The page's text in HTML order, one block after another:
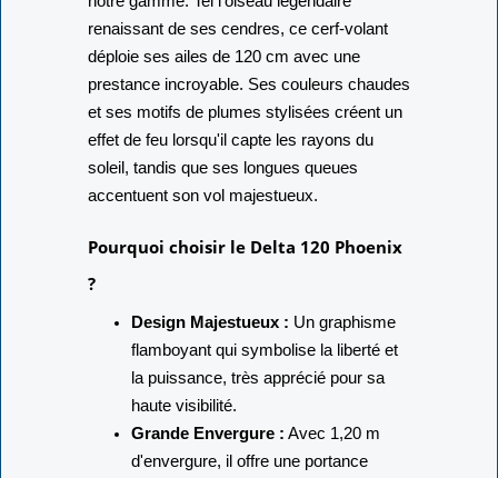
renaissant de ses cendres, ce cerf-volant
déploie ses ailes de 120 cm avec une
prestance incroyable. Ses couleurs chaudes
et ses motifs de plumes stylisées créent un
effet de feu lorsqu'il capte les rayons du
soleil, tandis que ses longues queues
accentuent son vol majestueux.
Pourquoi choisir le Delta 120 Phoenix
?
Design Majestueux : Un graphisme
flamboyant qui symbolise la liberté et
la puissance, très apprécié pour sa
haute visibilité.
Grande Envergure : Avec 1,20 m
d'envergure, il offre une portance